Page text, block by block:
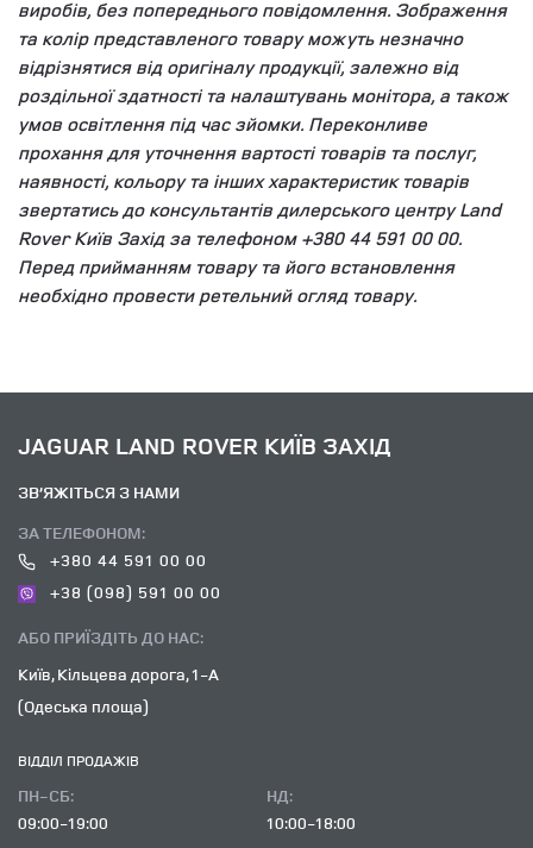
виробів, без попереднього повідомлення. Зображення
та колір представленого товару можуть незначно
відрізнятися від оригіналу продукції, залежно від
роздільної здатності та налаштувань монітора, а також
умов освітлення під час зйомки. Переконливе
прохання для уточнення вартості товарів та послуг,
наявності, кольору та інших характеристик товарів
звертатись до консультантів дилерського центру Land
Rover Київ Захід за телефоном +380 44 591 00 00.
Перед прийманням товару та його встановлення
необхідно провести ретельний огляд товару.
JAGUAR LAND ROVER КИЇВ ЗАХІД
ЗВ’ЯЖІТЬСЯ З НАМИ
ЗА ТЕЛЕФОНОМ:
+380 44 591 00 00
+38 (098) 591 00 00
АБО ПРИЇЗДІТЬ ДО НАС:
Київ, Кільцева дорога, 1-А
(Одеська площа)
ВІДДІЛ ПРОДАЖІВ
ПН-СБ:
09:00-19:00
НД:
10:00-18:00